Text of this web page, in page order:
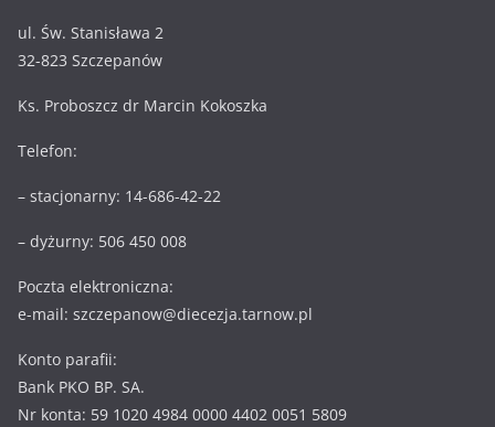
ul. Św. Stanisława 2
32-823 Szczepanów
Ks. Proboszcz dr Marcin Kokoszka
Telefon:
– stacjonarny: 14-686-42-22
– dyżurny: 506 450 008
Poczta elektroniczna:
e-mail: szczepanow@diecezja.tarnow.pl
Konto parafii:
Bank PKO BP. SA.
Nr konta: 59 1020 4984 0000 4402 0051 5809